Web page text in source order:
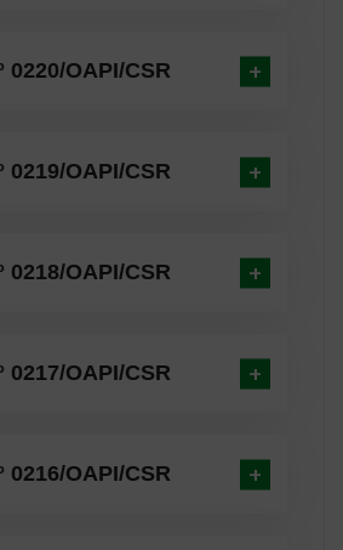
0220/OAPI/CSR
0219/OAPI/CSR
0218/OAPI/CSR
0217/OAPI/CSR
0216/OAPI/CSR